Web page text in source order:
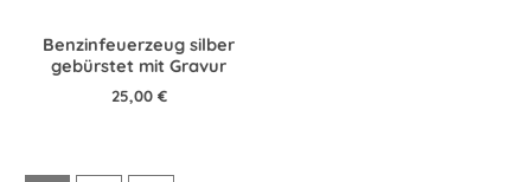
Benzinfeuerzeug silber
gebürstet mit Gravur
25,00 €